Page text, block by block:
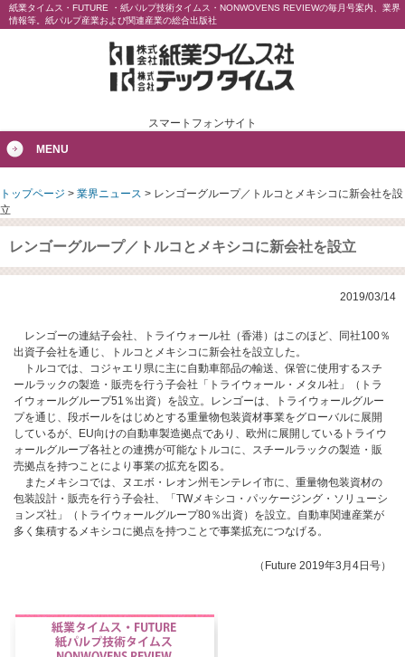
紙業タイムス・FUTURE ・紙パルプ技術タイムス・NONWOVENS REVIEWの毎月号案内、業界
情報等。紙パルプ産業および関連産業の総合出版社
スマートフォンサイト
MENU
トップページ > 業界ニュース > レンゴーグループ／トルコとメキシコに新会社を設
立
レンゴーグループ／トルコとメキシコに新会社を設立
2019/03/14
レンゴーの連結子会社、トライウォール社（香港）はこのほど、同社100％
出資子会社を通じ、トルコとメキシコに新会社を設立した。
トルコでは、コジャエリ県に主に自動車部品の輸送、保管に使用するスチ
ールラックの製造・販売を行う子会社「トライウォール・メタル社」（トラ
イウォールグループ51％出資）を設立。レンゴーは、トライウォールグルー
プを通じ、段ボールをはじめとする重量物包装資材事業をグローバルに展開
しているが、EU向けの自動車製造拠点であり、欧州に展開しているトライウ
ォールグループ各社との連携が可能なトルコに、スチールラックの製造・販
売拠点を持つことにより事業の拡充を図る。
またメキシコでは、ヌエボ・レオン州モンテレイ市に、重量物包装資材の
包装設計・販売を行う子会社、「TWメキシコ・パッケージング・ソリューシ
ョンズ社」（トライウォールグループ80％出資）を設立。自動車関連産業が
多く集積するメキシコに拠点を持つことで事業拡充につなげる。
（Future 2019年3月4日号）